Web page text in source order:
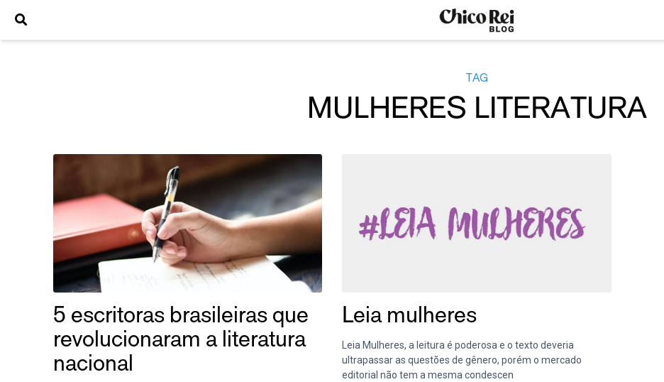
TAG
MULHERES LITERATURA
5 escritoras brasileiras que
revolucionaram a literatura
nacional
Leia mulheres
Leia Mulheres, a leitura é poderosa e o texto deveria
ultrapassar as questões de gênero, porém o mercado
editorial não tem a mesma condescen